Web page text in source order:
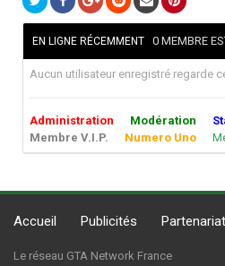
EN LIGNE RÉCEMMENT 0 MEMBRE
Aucun utilisateur enregistré regarde
Administration Modération
Membre V.I.P.
Numero Uno
Accueil Publicités Partenariat
Le réseau GTA Network France